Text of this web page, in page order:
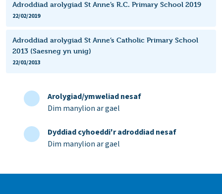
Adroddiad arolygiad St Anne’s R.C. Primary School 2019
22/02/2019
Adroddiad arolygiad St Anne’s Catholic Primary School
2013 (Saesneg yn unig)
22/01/2013
Arolygiad/ymweliad nesaf
Dim manylion ar gael
Dyddiad cyhoeddi'r adroddiad nesaf
Dim manylion ar gael